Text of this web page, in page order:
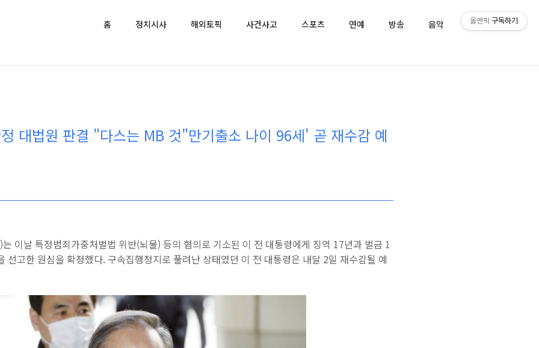
홈 정치시사 해외토픽 사건사고 스포츠 연예 방송 음악 퀴즈
대법원 판결 "다스는 MB 것"만기출소 나이 96세' 곧 재수감 예
이날 특정범죄가중처벌법 위반(뇌물) 등의 혐의로 기소된 이 전 대통령에게 징역 17년과 벌금 1
선고한 원심을 확정했다. 구속집행정지로 풀려난 상태였던 이 전 대통령은 내달 2일 재수감될 예
올앤픽 구독하기